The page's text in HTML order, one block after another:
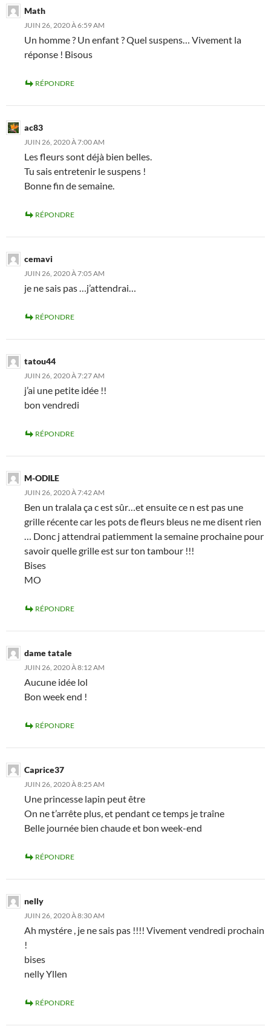
Math
JUIN 26, 2020 À 6:59 AM
Un homme ? Un enfant ? Quel suspens… Vivement la
réponse ! Bisous
RÉPONDRE
ac83
JUIN 26, 2020 À 7:00 AM
Les fleurs sont déjà bien belles.
Tu sais entretenir le suspens !
Bonne fin de semaine.
RÉPONDRE
cemavi
JUIN 26, 2020 À 7:05 AM
je ne sais pas …j’attendrai…
RÉPONDRE
tatou44
JUIN 26, 2020 À 7:27 AM
j’ai une petite idée !!
bon vendredi
RÉPONDRE
M-ODILE
JUIN 26, 2020 À 7:42 AM
Ben un tralala ça c est sûr…et ensuite ce n est pas une
grille récente car les pots de fleurs bleus ne me disent rien
… Donc j attendrai patiemment la semaine prochaine pour
savoir quelle grille est sur ton tambour !!!
Bises
MO
RÉPONDRE
dame tatale
JUIN 26, 2020 À 8:12 AM
Aucune idée lol
Bon week end !
RÉPONDRE
Caprice37
JUIN 26, 2020 À 8:25 AM
Une princesse lapin peut être
On ne t’arrête plus, et pendant ce temps je traîne
Belle journée bien chaude et bon week-end
RÉPONDRE
nelly
JUIN 26, 2020 À 8:30 AM
Ah mystére , je ne sais pas !!!! Vivement vendredi prochain
!
bises
nelly Yllen
RÉPONDRE